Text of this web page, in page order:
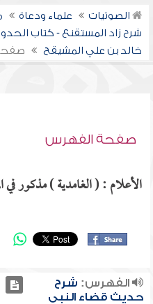
الصوتيات علماء ودعاة
شرح زاد المستقنع - كتاب الحدود
خالد بن علي المشيقح
صفحة الفهرس
الأعلام : ( الغامدية ) مذكور في
الفهرس: شرح
حديث قضاء النبي